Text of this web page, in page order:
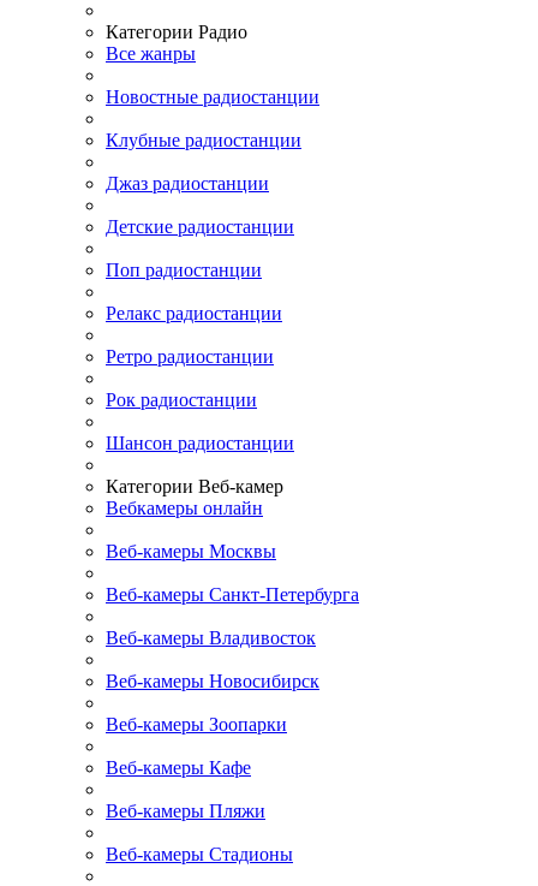
Категории Радио
Все жанры
Новостные радиостанции
Клубные радиостанции
Джаз радиостанции
Детские радиостанции
Поп радиостанции
Релакс радиостанции
Ретро радиостанции
Рок радиостанции
Шансон радиостанции
Категории Веб-камер
Вебкамеры онлайн
Веб-камеры Москвы
Веб-камеры Санкт-Петербурга
Веб-камеры Владивосток
Веб-камеры Новосибирск
Веб-камеры Зоопарки
Веб-камеры Кафе
Веб-камеры Пляжи
Веб-камеры Стадионы